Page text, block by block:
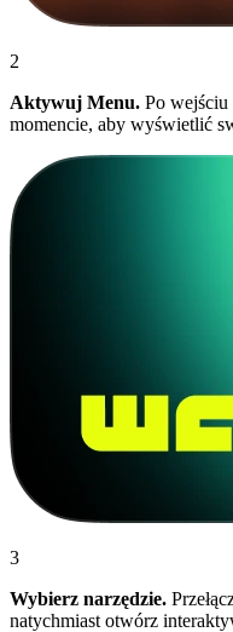
2
Aktywuj Menu. Po
momencie, aby wyświetlić
3
Wybierz narzędzie.
natychmiast otwórz